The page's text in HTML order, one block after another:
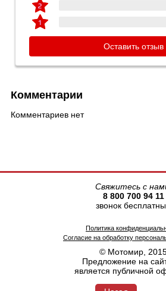
Оставить отзыв
Комментарии
Комментариев нет
© Мотомир,
Предложение на
является публичной
Политика
Согласие на обработку
Свяжитесь с
8 800 700 94 11
звонок